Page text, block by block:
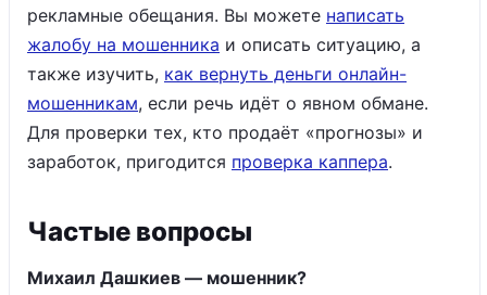
рекламные обещания. Вы можете написать
жалобу на мошенника и описать ситуацию, а
также изучить, как вернуть деньги онлайн-
мошенникам, если речь идёт о явном обмане.
Для проверки тех, кто продаёт «прогнозы» и
заработок, пригодится проверка каппера.
Частые вопросы
Михаил Дашкиев — мошенник?